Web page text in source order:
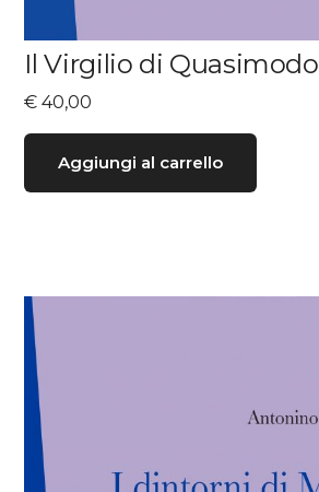
Il Virgilio di Quasimodo
€ 40,00
Aggiungi al carrello